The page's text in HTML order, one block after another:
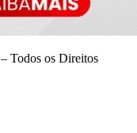
– Todos os Direitos